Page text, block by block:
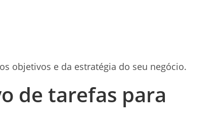
objetivos e da estratégia do seu negócio.
de tarefas para